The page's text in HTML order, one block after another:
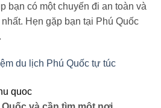
bạn có một chuyến đi an toàn và
Hẹn gặp bạn tại Phú Quốc
du lịch Phú Quốc tự túc